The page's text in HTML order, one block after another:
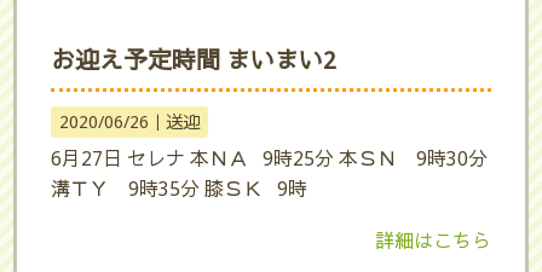
お迎え予定時間 まいまい2
2020/06/26｜ 送迎
6月27日 セレナ 本ＮＡ 9時25分 本ＳＮ 9時30分
溝ＴＹ 9時35分 膝ＳＫ 9時
詳細はこちら